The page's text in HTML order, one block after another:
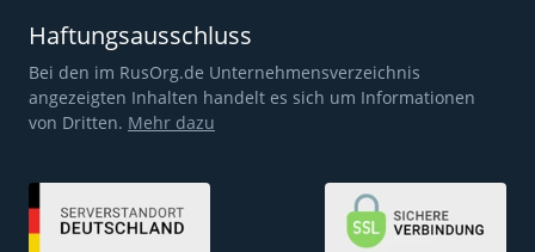
Haftungsausschluss
Bei den im RusOrg.de Unternehmensverzeichnis
angezeigten Inhalten handelt es sich um Informationen
von Dritten. Mehr dazu